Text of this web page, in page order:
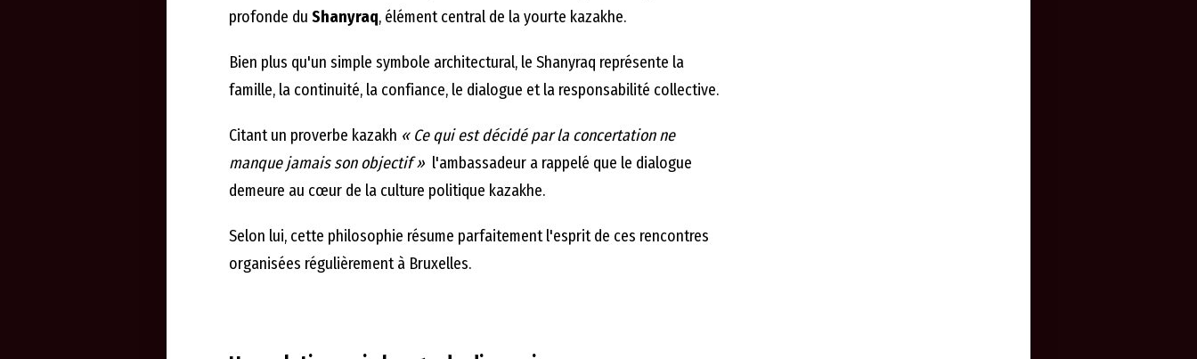
profonde du Shanyraq, élément central de la yourte kazakhe.
Bien plus qu'un simple symbole architectural, le Shanyraq représente la
famille, la continuité, la confiance, le dialogue et la responsabilité collective.
Citant un proverbe kazakh « Ce qui est décidé par la concertation ne
manque jamais son objectif » l'ambassadeur a rappelé que le dialogue
demeure au cœur de la culture politique kazakhe.
Selon lui, cette philosophie résume parfaitement l'esprit de ces rencontres
organisées régulièrement à Bruxelles.